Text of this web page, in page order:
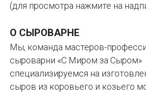
(для просмотра нажмите на
О СЫРОВАРНЕ
Мы, команда мастеров-
сыроварни «С Миром за Сыром»
специализируемся на
сыров из коровьего и козьего